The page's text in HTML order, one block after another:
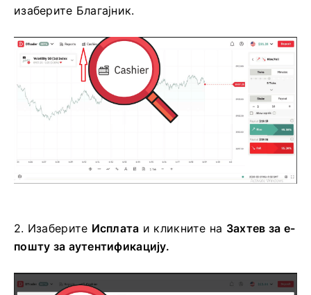
изаберите Благајник.
2. Изаберите Исплата и кликните на Захтев за е-
пошту за аутентификацију.